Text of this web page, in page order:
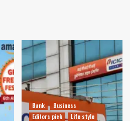
Bank
Business
Editors pick
Life style